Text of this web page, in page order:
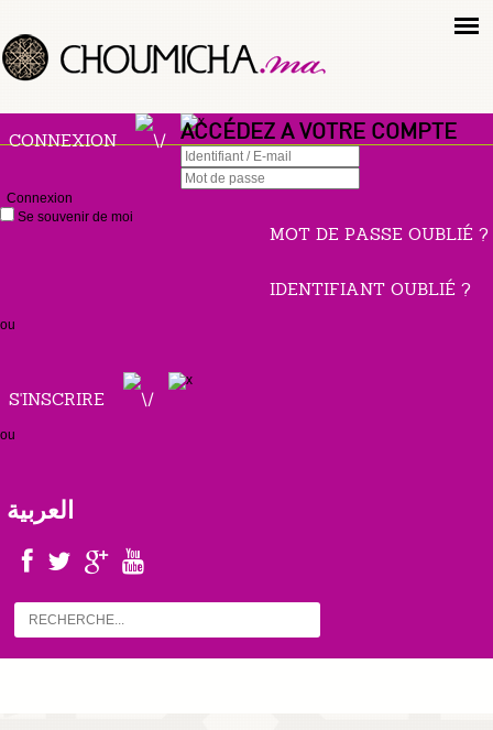
CONNEXION ACCÉDEZ A VOTRE COMPTE
Connexion
Se souvenir de moi
MOT DE PASSE OUBLIÉ ?
IDENTIFIANT OUBLIÉ ?
ou
S'INSCRIRE
ou
العربية